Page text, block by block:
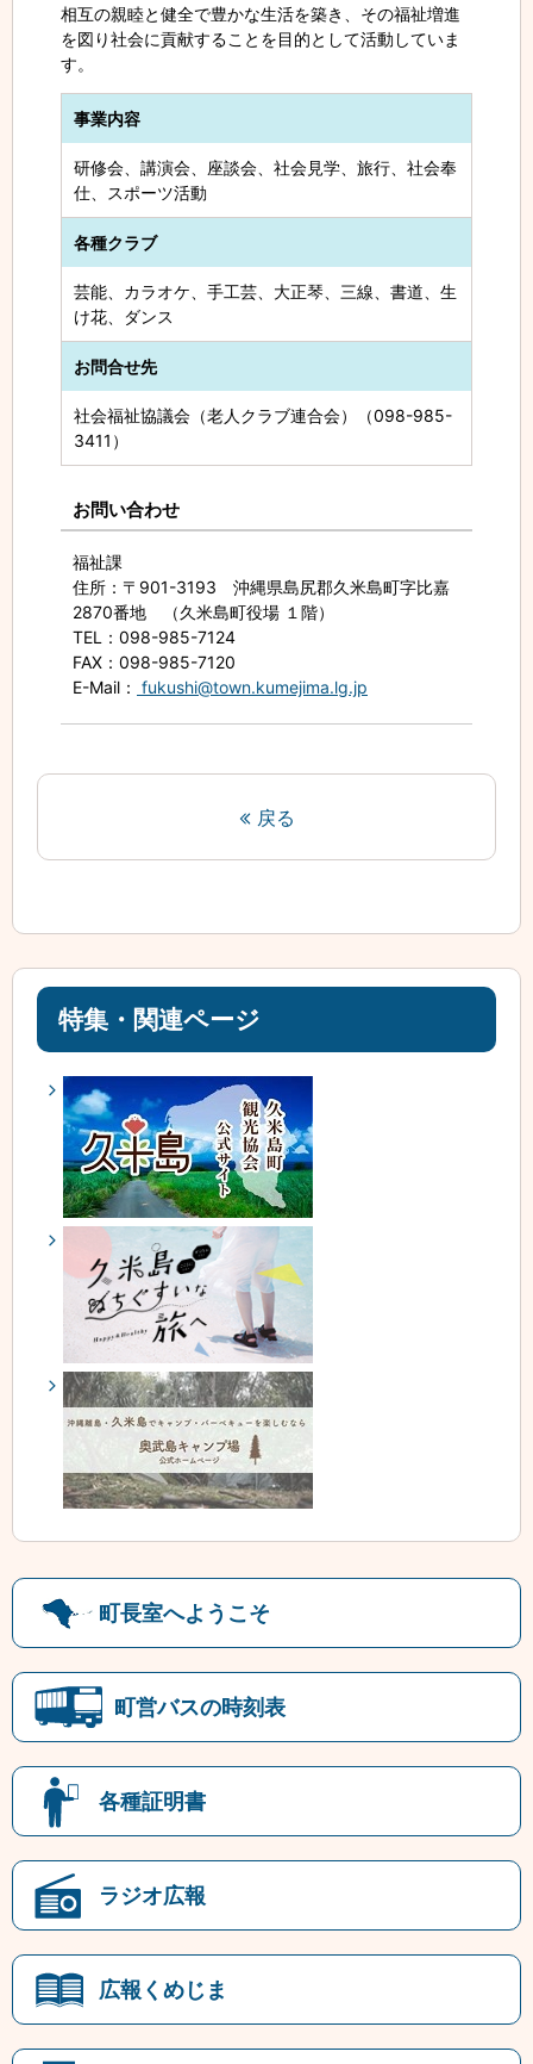
相互の親睦と健全で豊かな生活を築き、その福祉増進
を図り社会に貢献することを目的として活動していま
す。
事業内容
研修会、講演会、座談会、社会見学、旅行、社会奉
仕、スポーツ活動
各種クラブ
芸能、カラオケ、手工芸、大正琴、三線、書道、生
け花、ダンス
お問合せ先
社会福祉協議会（老人クラブ連合会）（098-985-
3411）
お問い合わせ
福祉課
住所 ：〒901-3193 沖縄県島尻郡久米島町字比嘉
2870番地 （久米島町役場 １階）
TEL
：098-985-7124
FAX ：098-985-7120
E-Mail ： fukushi@town.kumejima.lg.jp
戻る
特集・関連ページ
町長室へようこそ
町営バスの時刻表
各種証明書
ラジオ広報
広報くめじま